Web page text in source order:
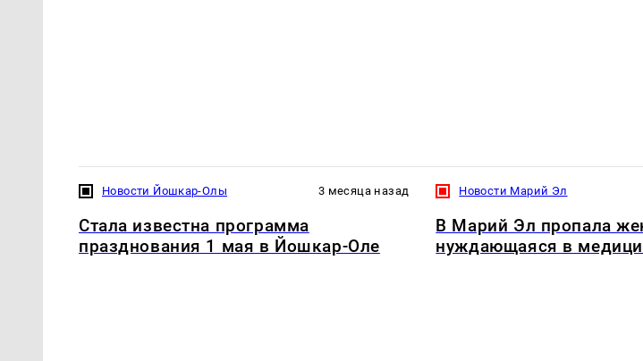
Новости Йошкар-Олы 3 месяца назад
Стала известна программа
празднования 1 мая в Йошкар-Оле
Новости Марий Эл
В Марий Эл пропала
нуждающаяся в